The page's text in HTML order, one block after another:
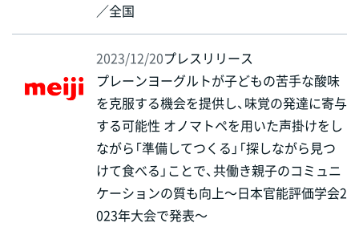
／全国
2023/12/20プレスリリース
プレーンヨーグルトが子どもの苦手な酸味
を克服する機会を提供し、味覚の発達に寄与
する可能性 オノマトペを用いた声掛けをし
ながら「準備してつくる」「探しながら見つ
けて食べる」ことで、共働き親子のコミュニ
ケーションの質も向上～日本官能評価学会2
023年大会で発表～